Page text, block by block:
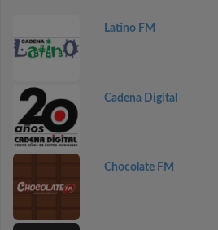
Latino FM
Cadena Digital
Chocolate FM